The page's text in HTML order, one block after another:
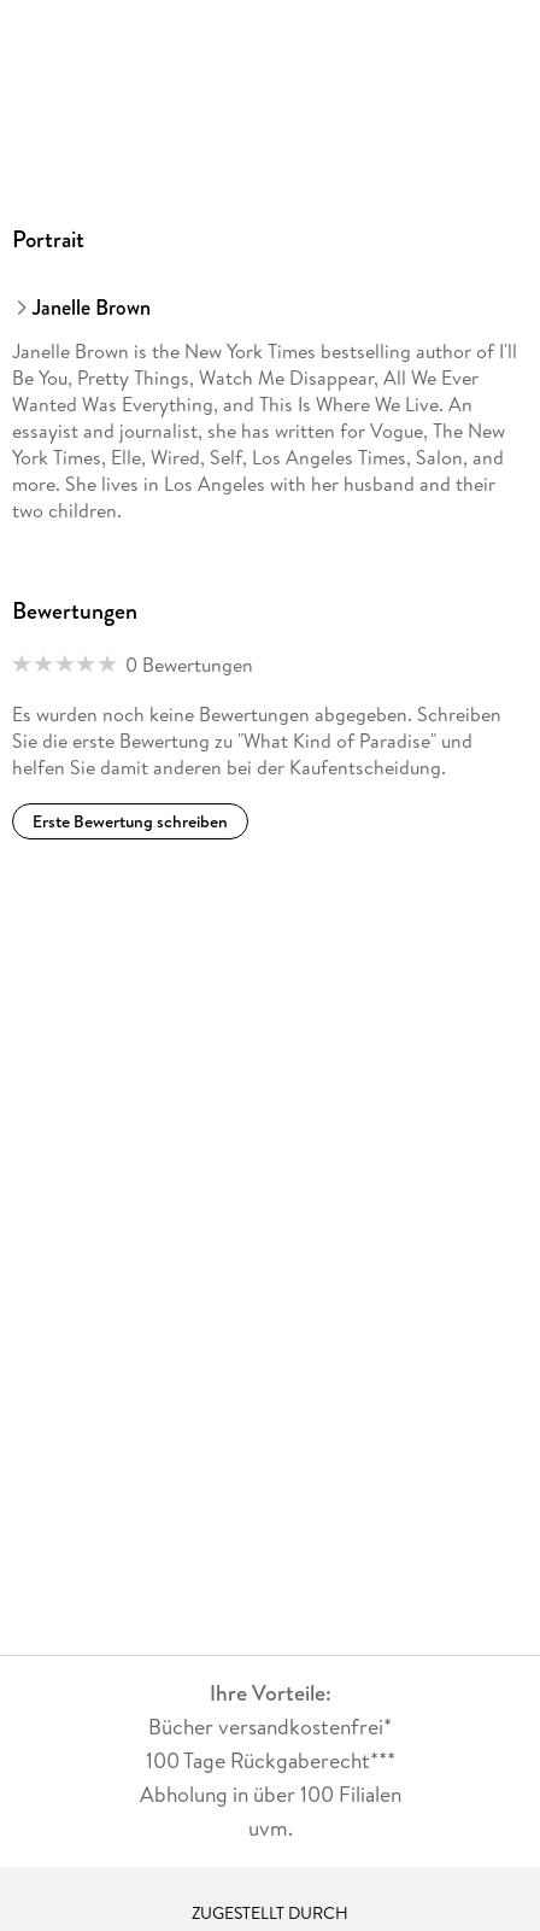
Portrait
Janelle Brown
Janelle Brown is the New York Times bestselling author of I'll
Be You, Pretty Things, Watch Me Disappear, All We Ever
Wanted Was Everything, and This Is Where We Live. An
essayist and journalist, she has written for Vogue, The New
York Times, Elle, Wired, Self, Los Angeles Times, Salon, and
more. She lives in Los Angeles with her husband and their
two children.
Bewertungen
0 Bewertungen
Es wurden noch keine Bewertungen abgegeben. Schreiben
Sie die erste Bewertung zu "What Kind of Paradise" und
helfen Sie damit anderen bei der Kaufentscheidung.
Erste Bewertung schreiben
Ihre Vorteile:
Bücher versandkostenfrei*
100 Tage Rückgaberecht***
Abholung in über 100 Filialen
uvm.
ZUGESTELLT DURCH